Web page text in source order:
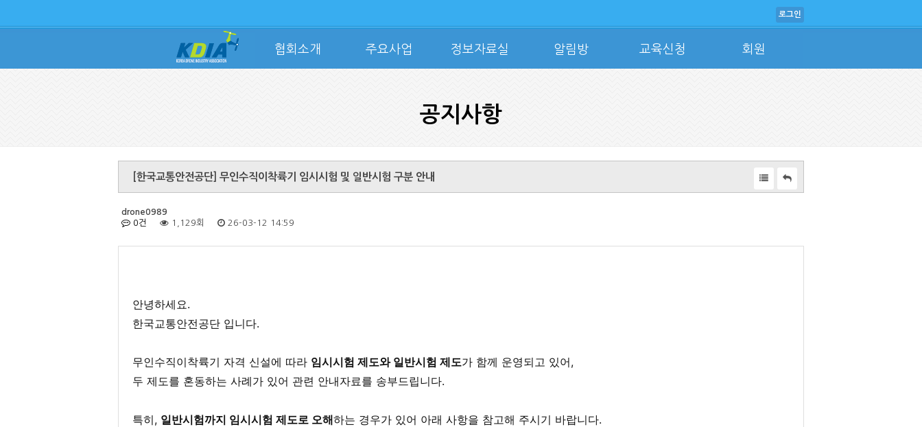
협회소개 주요사업 정보자료실 알림방 교육신청 회원
로그인
공지사항
[한국교통안전공단] 무인수직이착륙기 임시시험 및 일반시험 구분 안내
drone0989
0건
1,129회 26-03-12 14:59
안녕하세요.
한국교통안전공단 입니다.
무인수직이착륙기 자격 신설에 따라 임시시험 제도와 일반시험 제도가 함께 운영되고 있어,
두 제도를 혼동하는 사례가 있어 관련 안내자료를 송부드립니다.
특히, 일반시험까지 임시시험 제도로 오해하는 경우가 있어 아래 사항을 참고해 주시기 바랍니다.